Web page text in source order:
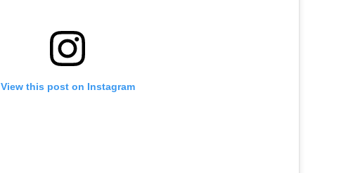
View this post on Instagram